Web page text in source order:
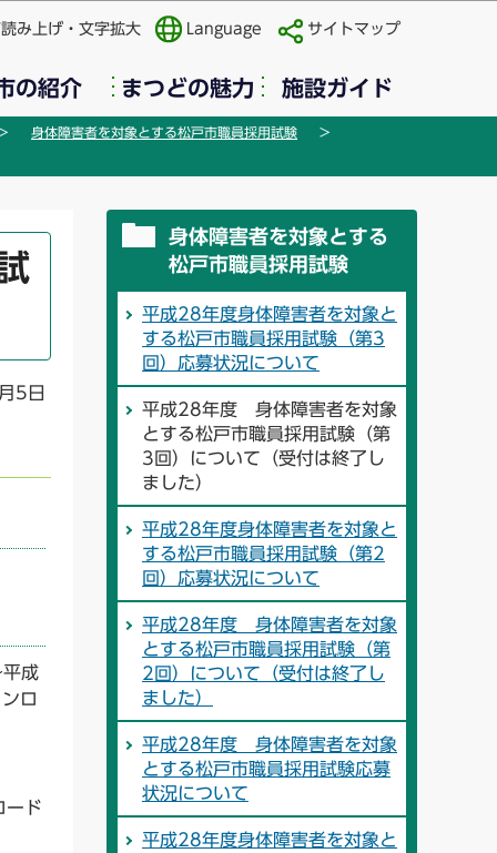
み上げ・文字拡大 Language サイトマップ
の紹介 まつどの魅力 施設ガイド
身体障害者を対象とする松戸市職員採用試験
5日
成
ロ
ード
身体障害者を対象とする
松戸市職員採用試験
平成28年度身体障害者を対象と
する松戸市職員採用試験（第3
回）応募状況について
平成28年度 身体障害者を対象
とする松戸市職員採用試験（第
3回）について（受付は終了し
ました）
平成28年度身体障害者を対象と
する松戸市職員採用試験（第2
回）応募状況について
平成28年度 身体障害者を対象
とする松戸市職員採用試験（第
2回）について（受付は終了し
ました）
平成28年度 身体障害者を対象
とする松戸市職員採用試験応募
状況について
平成28年度身体障害者を対象と